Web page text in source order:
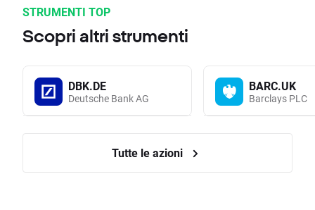
STRUMENTI TOP
Scopri altri strumenti
DBK.DE
Deutsche Bank AG
BARC.UK
Barclays PLC
Tutte le azioni